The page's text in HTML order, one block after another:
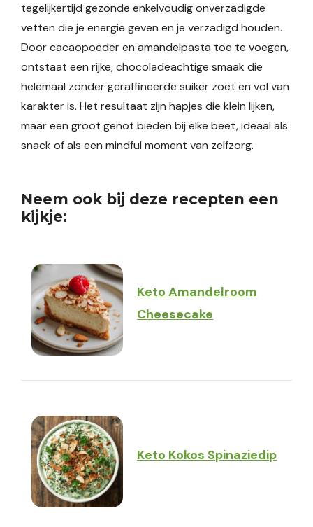
tegelijkertijd gezonde enkelvoudig onverzadigde
vetten die je energie geven en je verzadigd houden.
Door cacaopoeder en amandelpasta toe te voegen,
ontstaat een rijke, chocoladeachtige smaak die
helemaal zonder geraffineerde suiker zoet en vol van
karakter is. Het resultaat zijn hapjes die klein lijken,
maar een groot genot bieden bij elke beet, ideaal als
snack of als een mindful moment van zelfzorg.
Neem ook bij deze recepten een
kijkje:
Keto Amandelroom
Cheesecake
Keto Kokos Spinaziedip